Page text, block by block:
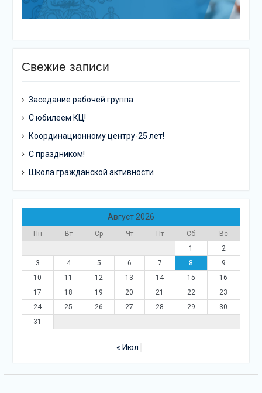
Свежие записи
Заседание рабочей группа
С юбилеем КЦ!
Координационному центру-25 лет!
С праздником!
Школа гражданской активности
Август 2026
Пн Вт Ср Чт Пт Сб
Вс
1
2
3
4 5 6 7 8
9
10
11 12 13 14 15
16
17
18 19 20 21 22
23
24
25 26 27 28 29
30
31
« Июл